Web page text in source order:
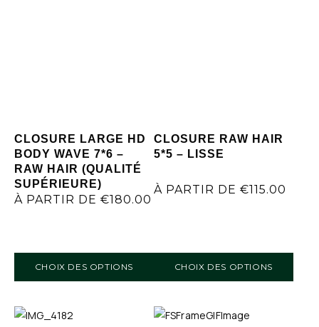
CLOSURE LARGE HD
BODY WAVE 7*6 –
RAW HAIR (QUALITÉ
SUPÉRIEURE)
À PARTIR DE €180.00
CHOIX DES OPTIONS
CLOSURE RAW HAIR
5*5 – LISSE
À PARTIR DE €115.00
CHOIX DES OPTIONS